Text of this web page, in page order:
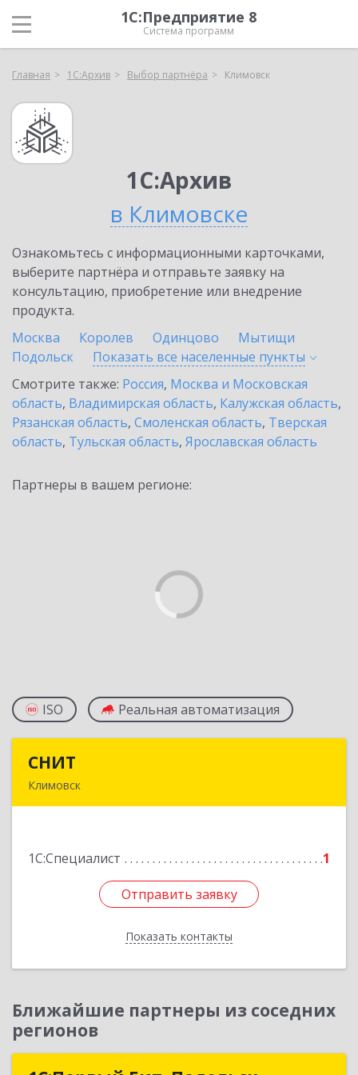
1С:Предприятие 8
Система программ
Главная 1С:Архив Выбор партнёра Климовск
1С:Архив
в Климовске
Ознакомьтесь с информационными карточками,
выберите партнёра и отправьте заявку на
консультацию, приобретение или внедрение
продукта.
Москва
Королев Одинцово
Мытищи
Подольск
Показать все населенные пункты
Смотрите также: Россия, Москва и Московская
область, Владимирская область, Калужская область,
Рязанская область, Смоленская область, Тверская
область, Тульская область, Ярославская область
Партнеры в вашем регионе:
ISO Реальная автоматизация
СНИТ
Климовск
1С:Специалист 1
Отправить заявку
Показать контакты
Подробнее
Отправить заявку
Назад
Ближайшие партнеры из соседних
регионов